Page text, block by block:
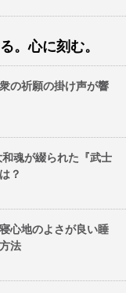
。心に刻む。
の祈願の掛け声が響
魂が綴られた『武士
？
心地のよさが良い睡
法